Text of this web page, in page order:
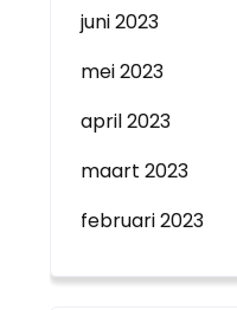
juni 2023
mei 2023
april 2023
maart 2023
februari 2023